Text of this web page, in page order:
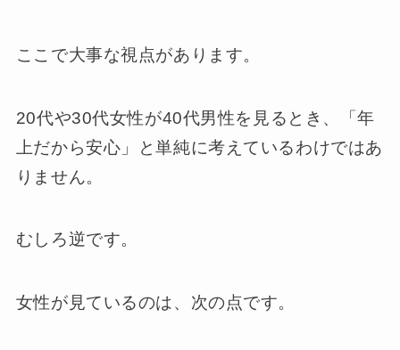
ここで大事な視点があります。
20代や30代女性が40代男性を見るとき、「年
上だから安心」と単純に考えているわけではあ
りません。
むしろ逆です。
女性が見ているのは、次の点です。